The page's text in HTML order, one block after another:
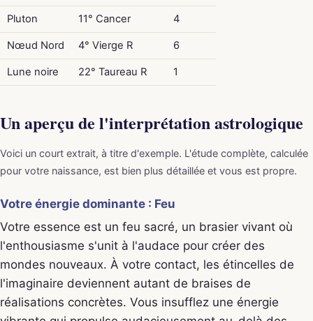
Pluton 11° Cancer 4
Nœud Nord 4° Vierge R 6
Lune noire 22° Taureau R 1
Un aperçu de l'interprétation astrologique
Voici un court extrait, à titre d'exemple. L'étude complète, calculée
pour votre naissance, est bien plus détaillée et vous est propre.
Votre énergie dominante : Feu
Votre essence est un feu sacré, un brasier vivant où
l'enthousiasme s'unit à l'audace pour créer des
mondes nouveaux. À votre contact, les étincelles de
l'imaginaire deviennent autant de braises de
réalisations concrètes. Vous insufflez une énergie